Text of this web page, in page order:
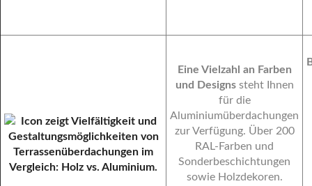
Eine Vielzahl an Farben
und Designssteht Ihnen
für die
Aluminiumüberdachungen
zur Verfügung. Über 200
RAL-Farben und
Sonderbeschichtungen
sowie Holzdekoren.